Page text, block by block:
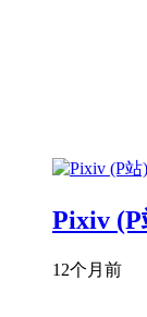
Pixiv (P
12个月前